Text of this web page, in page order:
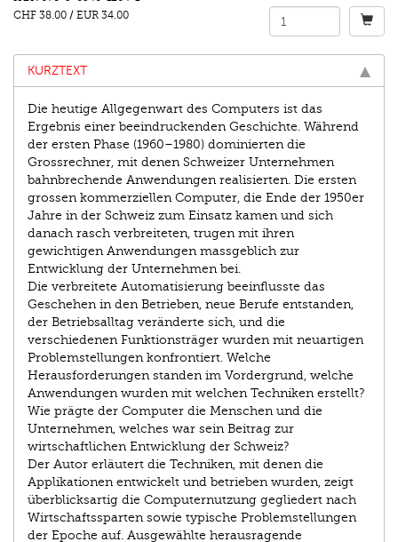
CHF 38.00 / EUR 34.00
KURZTEXT
Die heutige Allgegenwart des Computers ist das
Ergebnis einer beeindruckenden Geschichte. Während
der ersten Phase (1960–1980) dominierten die
Grossrechner, mit denen Schweizer Unternehmen
bahnbrechende Anwendungen realisierten. Die ersten
grossen kommerziellen Computer, die Ende der 1950er
Jahre in der Schweiz zum Einsatz kamen und sich
danach rasch verbreiteten, trugen mit ihren
gewichtigen Anwendungen massgeblich zur
Entwicklung der Unternehmen bei.
Die verbreitete Automatisierung beeinflusste das
Geschehen in den Betrieben, neue Berufe entstanden,
der Betriebsalltag veränderte sich, und die
verschiedenen Funktionsträger wurden mit neuartigen
Problemstellungen konfrontiert. Welche
Herausforderungen standen im Vordergrund, welche
Anwendungen wurden mit welchen Techniken erstellt?
Wie prägte der Computer die Menschen und die
Unternehmen, welches war sein Beitrag zur
wirtschaftlichen Entwicklung der Schweiz?
Der Autor erläutert die Techniken, mit denen die
Applikationen entwickelt und betrieben wurden, zeigt
überblicksartig die Computernutzung gegliedert nach
Wirtschaftssparten sowie typische Problemstellungen
der Epoche auf. Ausgewählte herausragende